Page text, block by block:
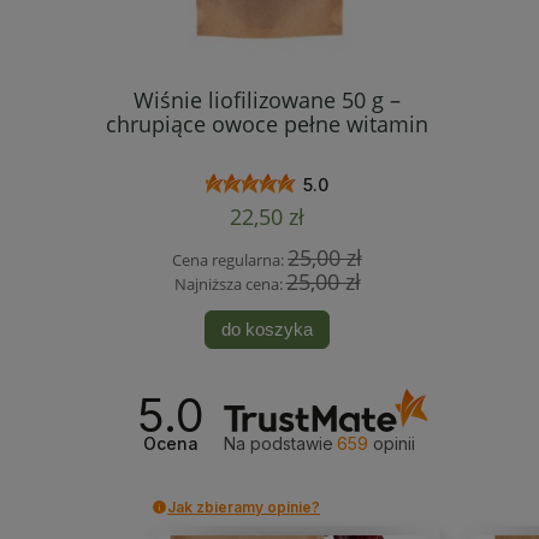
Wiśnie liofilizowane 50 g –
chrupiące owoce pełne witamin
5.0
22,50 zł
Cena regularna:25,00 zł
Najniższa cena:25,00 zł
do koszyka
5.0
Ocena Na podstawie 659 opinii
Jak zbieramy opinie?